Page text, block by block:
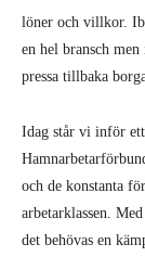
löner och villkor.
en hel bransch
pressa tillbaka
Idag står vi inför
och de konstanta
arbetarklassen.
det behövas en